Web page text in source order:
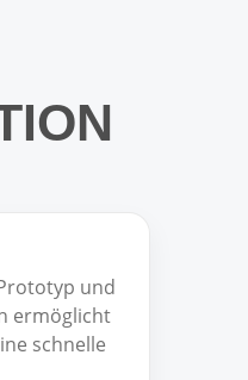
und
ermöglicht
schnelle